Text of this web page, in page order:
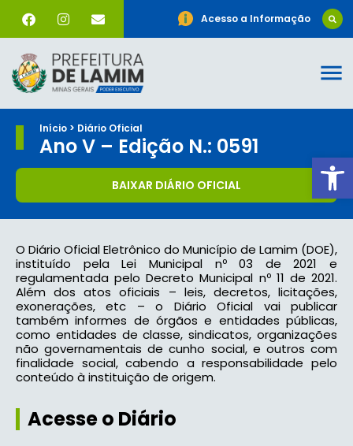
Acesso a Informação
Início > Diário Oficial
Ano V – Edição N.: 0591
BAIXAR DIÁRIO OFICIAL
O Diário Oficial Eletrônico do Município de Lamim (DOE),
instituído pela Lei Municipal nº 03 de 2021 e
regulamentada pelo Decreto Municipal nº 11 de 2021.
Além dos atos oficiais – leis, decretos, licitações,
exonerações, etc – o Diário Oficial vai publicar
também informes de órgãos e entidades públicas,
como entidades de classe, sindicatos, organizações
não governamentais de cunho social, e outros com
finalidade social, cabendo a responsabilidade pelo
conteúdo à instituição de origem.
Acesse o Diário